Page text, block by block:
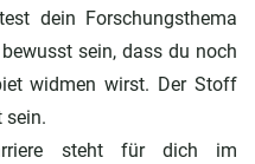
dein Forschungsthema
sein, dass du noch
widmen wirst. Der Stoff
sein.
steht für dich im